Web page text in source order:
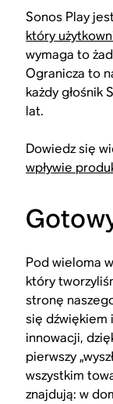
Sonos Play
który
wymaga to
Ogranicza to
każdy głośnik
lat.
Dowiedz się
wpływie
Pod wieloma
który
stronę
się dźwiękiem
innowacji,
pierwszy
wszystkim
znajdują: w